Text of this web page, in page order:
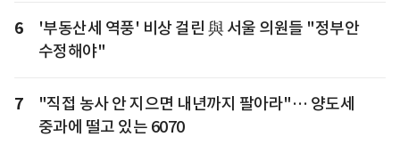
6
'부동산세 역풍' 비상 걸린 與 서울 의원들 "정부안
수정해야"
7
"직접 농사 안 지으면 내년까지 팔아라"… 양도세
중과에 떨고 있는 6070